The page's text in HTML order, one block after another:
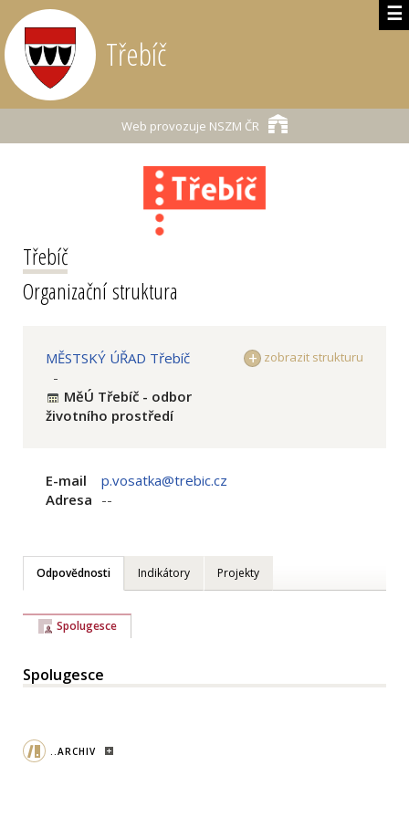
☰
Třebíč
Web provozuje NSZM ČR
Třebíč
Organizační struktura
zobrazit strukturu
MĚSTSKÝ ÚŘAD Třebíč
-
MěÚ Třebíč - odbor
životního prostředí
E-mail
p.vosatka@trebic.cz
Adresa --
Odpovědnosti Indikátory Projekty
Spolugesce
Spolugesce
..ARCHIV